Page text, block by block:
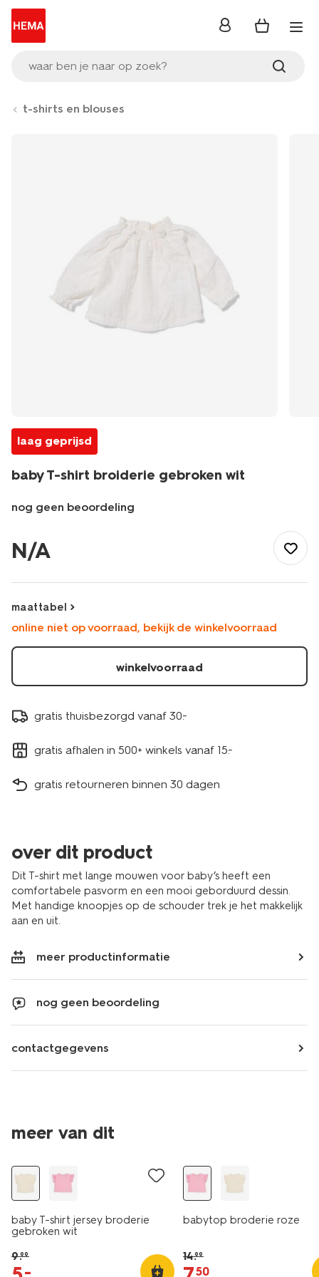
waar ben je naar op zoek?
inloggen
t-shirts en blouses
laag geprijsd
baby T-shirt broiderie gebroken wit
nog geen beoordeling
t-
shirt-
t-
shirt-
gebroken-
wit-
33453920OFFWHITE.html
N/A
maattabel
online niet op voorraad, bekijk de winkelvoorraad
winkelvoorraad
gratis thuisbezorgd vanaf 30.-
gratis afhalen in 500+ winkels vanaf 15.-
gratis retourneren binnen 30 dagen
over dit product
Dit T-shirt met lange mouwen voor baby’s heeft een
comfortabele pasvorm en een mooi geborduurd dessin.
Met handige knoopjes op de schouder trek je het makkelijk
aan en uit.
meer productinformatie
nog geen beoordeling
contactgegevens
meer van dit
sale
baby T-shirt jersey broderie
gebroken wit
9.99
–
babytop broderie roze
14.99
50